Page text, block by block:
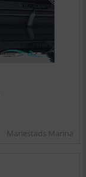
Mariestads Marina